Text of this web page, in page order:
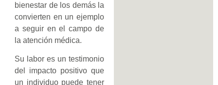
bienestar de los demás la
convierten en un ejemplo
a seguir en el campo de
la atención médica.
Su labor es un testimonio
del impacto positivo que
un individuo puede tener